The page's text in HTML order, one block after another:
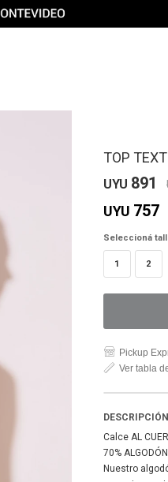
TOP
UYU 891
UYU 757
Seleccioná
1 2
Pickup
Ver tabla
DESCRIPCIÓN
Calce AL
70%
Nuestro